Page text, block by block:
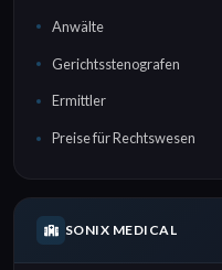
Anwälte
Gerichtsstenografen
Ermittler
Preise für Rechtswesen
SONIX MEDICAL